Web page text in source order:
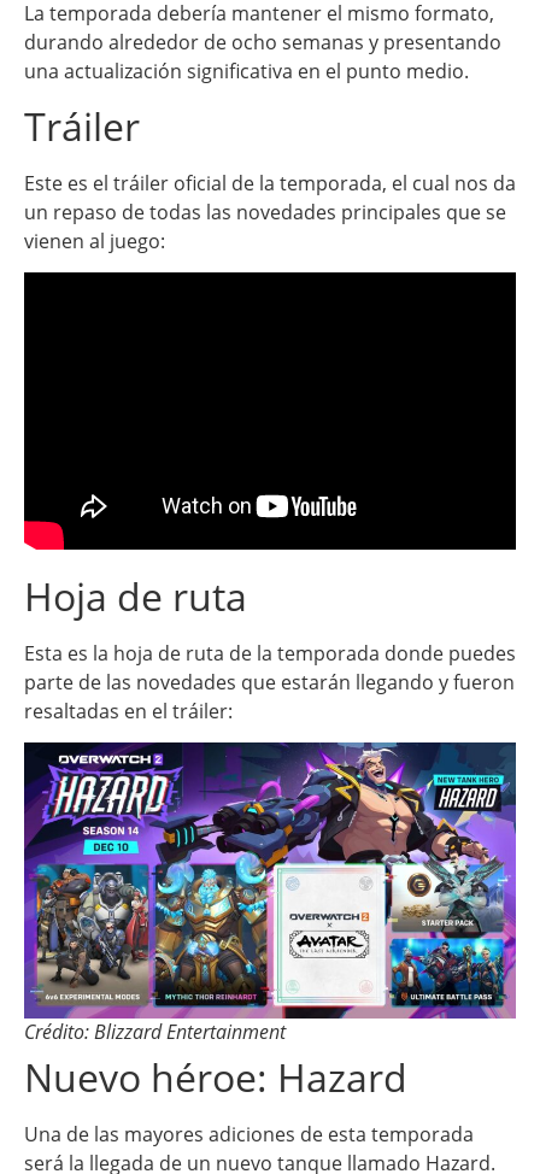
La temporada debería mantener el mismo formato,
durando alrededor de ocho semanas y presentando
una actualización significativa en el punto medio.
Tráiler
Este es el tráiler oficial de la temporada, el cual nos da
un repaso de todas las novedades principales que se
vienen al juego:
Hoja de ruta
Esta es la hoja de ruta de la temporada donde puedes
parte de las novedades que estarán llegando y fueron
resaltadas en el tráiler:
Crédito: Blizzard Entertainment
Nuevo héroe: Hazard
Una de las mayores adiciones de esta temporada
será la llegada de un nuevo tanque llamado Hazard.